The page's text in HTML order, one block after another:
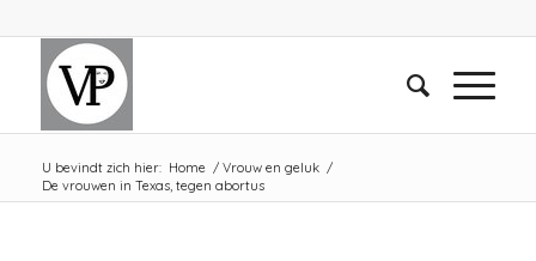
U bevindt zich hier: Home / Vrouw en geluk /
De vrouwen in Texas, tegen abortus